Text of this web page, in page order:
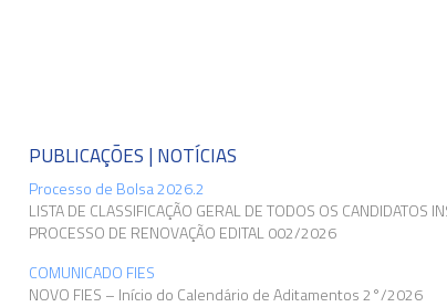
PUBLICAÇÕES | NOTÍCIAS
Processo de Bolsa 2026.2
LISTA DE CLASSIFICAÇÃO GERAL DE TODOS OS CANDIDATOS
PROCESSO DE RENOVAÇÃO EDITAL 002/2026
COMUNICADO FIES
NOVO FIES – Início do Calendário de Aditamentos 2°/2026